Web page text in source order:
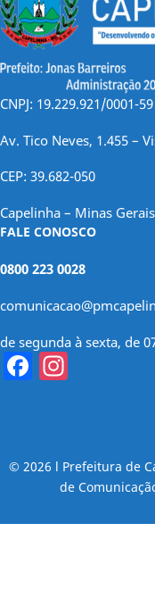
CNPJ: 19.229.921/0001-59
Av. Tico Neves, 1.455 –
CEP: 39.682-050
Capelinha – Minas Gerais
FALE CONOSCO
0800 223 0028
de segunda à sexta, de
Facebook
© 2026 l Prefeitura de
de